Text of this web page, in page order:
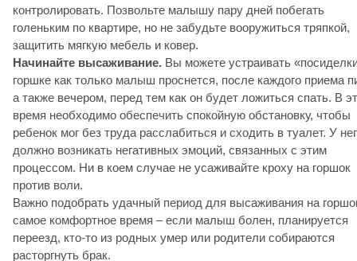
контролировать. Позвольте малышу пару дней побегать
голеньким по квартире, но не забудьте вооружиться тряпкой,
защитить мягкую мебель и ковер.
Начинайте высаживание. Вы можете устраивать
горшке как только малыш проснется, после каждого приема
а также вечером, перед тем как он будет ложиться спать. В
время необходимо обеспечить спокойную обстановку, чтобы
ребенок мог без труда расслабиться и сходить в туалет. У
должно возникать негативных эмоций, связанных с этим
процессом. Ни в коем случае не усаживайте кроху на горшок
против воли.
Важно подобрать удачный период для высаживания на
самое комфортное время – если малыш болен, планируется
переезд, кто-то из родных умер или родители собираются
расторгнуть брак.